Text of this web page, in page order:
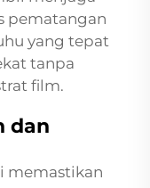
pematangan
yang tepat
tanpa
film.
dan
memastikan